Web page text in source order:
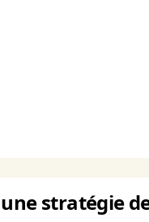
stratégie